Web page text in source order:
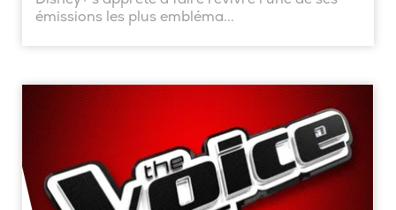
émissions les plus embléma...